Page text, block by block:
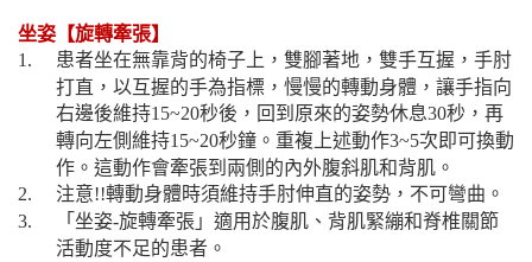
坐姿【旋轉牽張】
1.
患者坐在無靠背的椅子上，雙腳著地，雙手互握，手肘
打直，以互握的手為指標，慢慢的轉動身體，讓手指向
右邊後維持15~20秒後，回到原來的姿勢休息30秒，再
轉向左側維持15~20秒鐘。重複上述動作3~5次即可換動
作。這動作會牽張到兩側的內外腹斜肌和背肌。
2. 注意!!轉動身體時須維持手肘伸直的姿勢，不可彎曲。
3. 「坐姿-旋轉牽張」適用於腹肌、背肌緊繃和脊椎關節
活動度不足的患者。